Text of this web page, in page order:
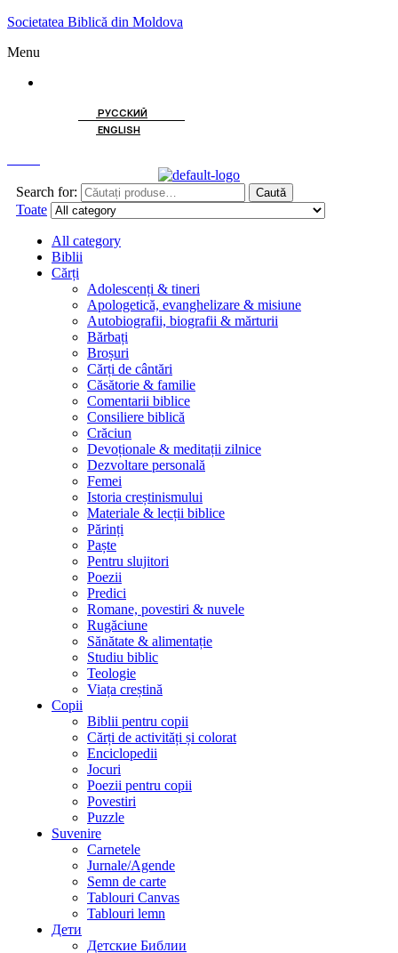
Societatea Biblică din Moldova
Menu
РУССКИЙ
ENGLISH
Search for: Caută
Toate
All category
Biblii
Cărți
Adolescenți & tineri
Apologetică, evanghelizare & misiune
Autobiografii, biografii & mărturii
Bărbați
Broșuri
Cărți de cântări
Căsătorie & familie
Comentarii biblice
Consiliere biblică
Crăciun
Devoționale & meditații zilnice
Dezvoltare personală
Femei
Istoria creștinismului
Materiale & lecții biblice
Părinți
Paște
Pentru slujitori
Poezii
Predici
Romane, povestiri & nuvele
Rugăciune
Sănătate & alimentație
Studiu biblic
Teologie
Viața creștină
Copii
Biblii pentru copii
Cărți de activități și colorat
Enciclopedii
Jocuri
Poezii pentru copii
Povestiri
Puzzle
Suvenire
Carnetele
Jurnale/Agende
Semn de carte
Tablouri Canvas
Tablouri lemn
Дети
Детские Библии